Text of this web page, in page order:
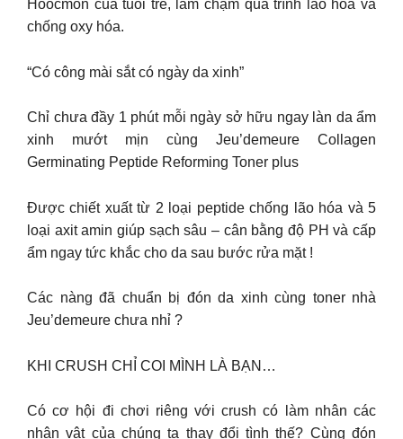
Hoocmon của tuổi trẻ, làm chậm quá trình lão hóa và
chống oxy hóa.
“Có công mài sắt có ngày da xinh”
Chỉ chưa đầy 1 phút mỗi ngày sở hữu ngay làn da ẩm
xinh mướt mịn cùng Jeu’demeure Collagen
Germinating Peptide Reforming Toner plus
Được chiết xuất từ 2 loại peptide chống lão hóa và 5
loại axit amin giúp sạch sâu – cân bằng độ PH và cấp
ẩm ngay tức khắc cho da sau bước rửa mặt !
Các nàng đã chuẩn bị đón da xinh cùng toner nhà
Jeu’demeure chưa nhỉ ?
KHI CRUSH CHỈ COI MÌNH LÀ BẠN…
Có cơ hội đi chơi riêng với crush có làm nhân các
nhân vật của chúng ta thay đổi tình thế? Cùng đón